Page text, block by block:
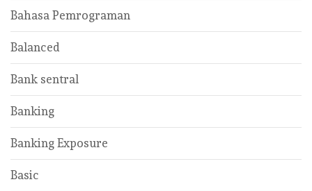
Bahasa Pemrograman
Balanced
Bank sentral
Banking
Banking Exposure
Basic